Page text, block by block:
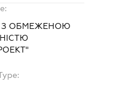
З ОБМЕЖЕНОЮ